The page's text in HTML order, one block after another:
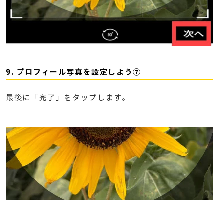
9. プロフィール写真を設定しよう⑦
最後に「完了」をタップします。